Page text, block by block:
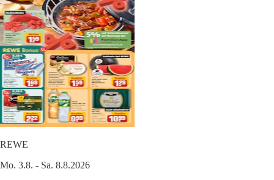
REWE
Mo. 3.8. - Sa. 8.8.2026